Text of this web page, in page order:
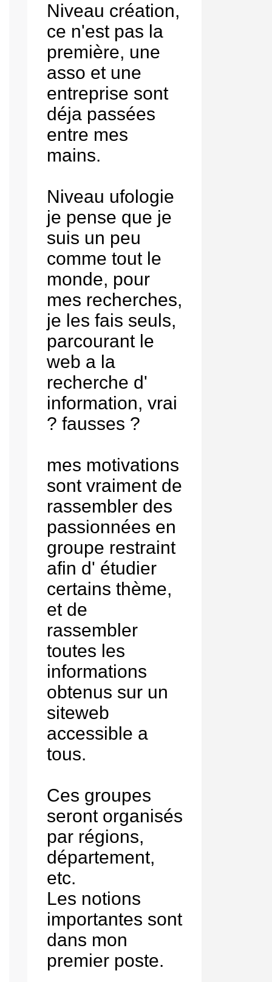
Niveau création,
ce n'est pas la
première, une
asso et une
entreprise sont
déja passées
entre mes
mains.
Niveau ufologie
je pense que je
suis un peu
comme tout le
monde, pour
mes recherches,
je les fais seuls,
parcourant le
web a la
recherche d'
information, vrai
? fausses ?
mes motivations
sont vraiment de
rassembler des
passionnées en
groupe restraint
afin d' étudier
certains thème,
et de
rassembler
toutes les
informations
obtenus sur un
siteweb
accessible a
tous.
Ces groupes
seront organisés
par régions,
département,
etc.
Les notions
importantes sont
dans mon
premier poste.